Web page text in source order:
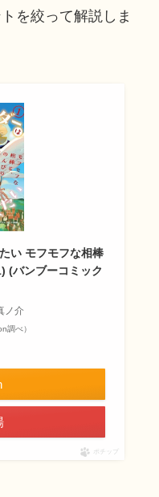
を絞って解説しま
い モフモフな相棒
(バンブーコミック
ノ介
調べ）
ポチップ